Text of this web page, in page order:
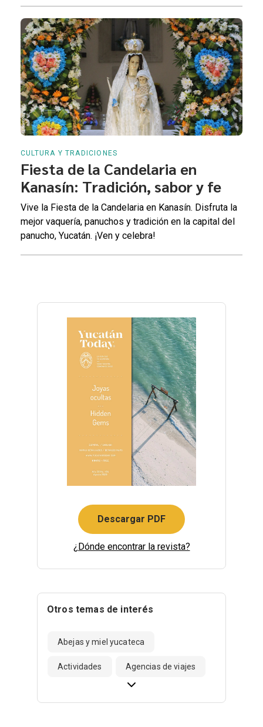
CULTURA Y TRADICIONES
Fiesta de la Candelaria en
Kanasín: Tradición, sabor y fe
Vive la Fiesta de la Candelaria en Kanasín. Disfruta la
mejor vaquería, panuchos y tradición en la capital del
panucho, Yucatán. ¡Ven y celebra!
Descargar PDF
¿Dónde encontrar la revista?
Otros temas de interés
Abejas y miel yucateca
Actividades Agencias de viajes